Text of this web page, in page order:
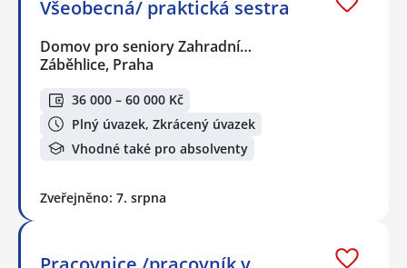
Všeobecná/ praktická sestra
Domov pro seniory Zahradní…
Záběhlice, Praha
36 000 – 60 000 Kč
Plný úvazek, Zkrácený úvazek
Vhodné také pro absolventy
Zveřejněno: 7. srpna